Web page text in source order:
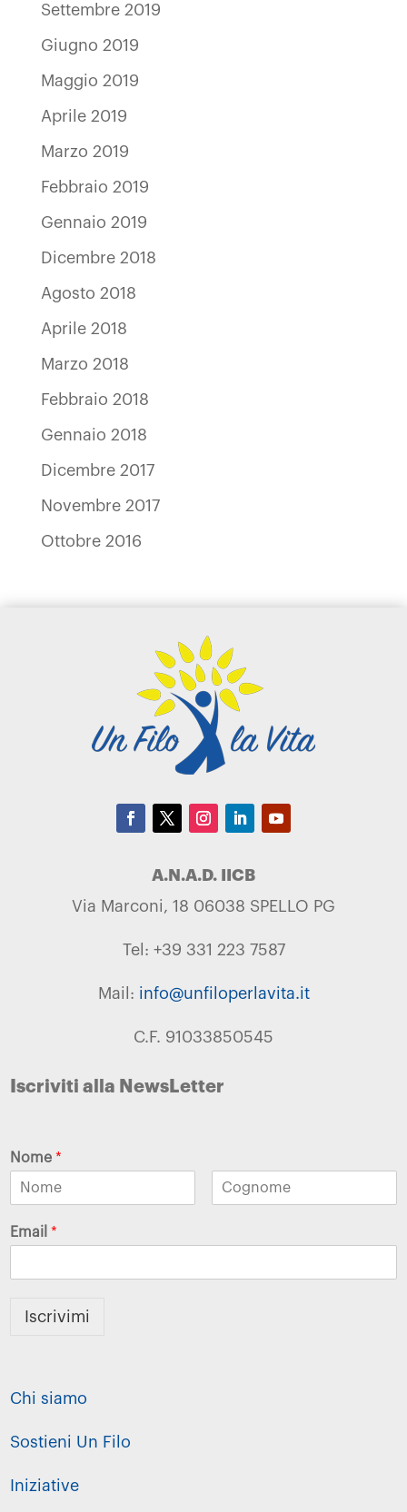
Settembre 2019
Giugno 2019
Maggio 2019
Aprile 2019
Marzo 2019
Febbraio 2019
Gennaio 2019
Dicembre 2018
Agosto 2018
Aprile 2018
Marzo 2018
Febbraio 2018
Gennaio 2018
Dicembre 2017
Novembre 2017
Ottobre 2016
A.N.A.D. IICB
Via Marconi, 18 06038 SPELLO PG
Tel: +39 331 223 7587
Mail: info@unfiloperlavita.it
C.F. 91033850545
Iscriviti alla NewsLetter
Nome*
Email*
Iscrivimi
Chi siamo
Sostieni Un Filo
Iniziative